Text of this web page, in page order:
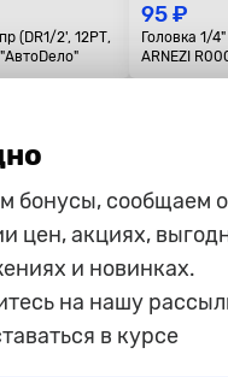
(DR1/2', 12РТ,
95 ₽
Головка 1/
ARNEZI
8 мм L=25 мм,
250 ₽
Удлинитель
бонусы, сообщаем о
цен, акциях,
и новинках.
на нашу
в курсе